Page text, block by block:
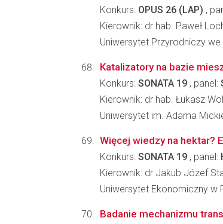
Konkurs: OPUS 26 (LAP) ,
Kierownik: dr hab. Paweł
Uniwersytet Przyrodniczy we
Katalizatory na bazie
Konkurs: SONATA 19 , panel:
Kierownik: dr hab. Łukasz
Uniwersytet im. Adama
Więcej wiedzy na hektar?
Konkurs: SONATA 19 , panel:
Kierownik: dr Jakub Józef
Uniwersytet Ekonomiczny w
Badanie mechanizmu